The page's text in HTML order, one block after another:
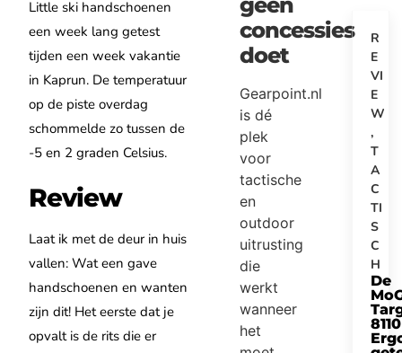
Little ski handschoenen
een week lang getest
tijden een week vakantie
in Kaprun. De temperatuur
op de piste overdag
schommelde zo tussen de
-5 en 2 graden Celsius.
Review
Laat ik met de deur in huis
vallen: Wat een gave
handschoenen en wanten
zijn dit! Het eerste dat je
opvalt is de rits die er
concessies
doet
Gearpoint.nl
is dé
plek
voor
tactische
en
outdoor
uitrusting
die
werkt
wanneer
het
R
E
VI
E
W
,
T
A
C
TI
S
C
H
De
8110